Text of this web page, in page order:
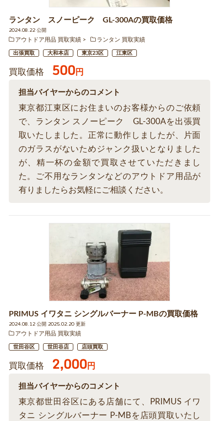
ランタン スノーピーク GL-300Aの買取価格
2024.08.22 公開
アウトドア用品 買取実績
ランタン 買取実績
出張買取 大和本店 東京23区 江東区
買取価格 500円
担当バイヤーからのコメント
東京都江東区にお住まいのお客様からのご依頼
で、ランタン スノーピーク GL-300Aを出張買
取いたしました。正常に動作しましたが、片面
のガラスがないためジャンク扱いとなりました
が、精一杯の金額で買取させていただきまし
た。ご不用なランタンなどのアウトドア用品が
有りましたらお気軽にご相談ください。
PRIMUS イワタニ シングルバーナー P-MBの買取価格
2024.08.12 公開 2025.02.20 更新
アウトドア用品 買取実績
世田谷区 世田谷店 店頭買取
買取価格 2,000円
担当バイヤーからのコメント
東京都世田谷区にある店舗にて、PRIMUS イワ
タニ シングルバーナー P-MBを店頭買取いたし